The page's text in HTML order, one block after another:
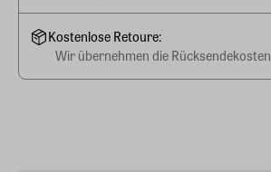
Kostenlose Retoure:
Wir übernehmen die Rücksendekosten